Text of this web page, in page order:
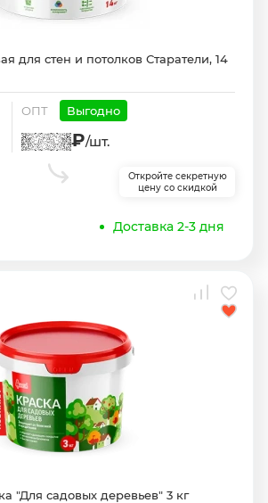
для стен и потолков Старатели, 14
ОПТ Выгодно
₽/шт.
Откройте секретную
цену со скидкой
Доставка 2-3 дня
"Для садовых деревьев" 3 кг